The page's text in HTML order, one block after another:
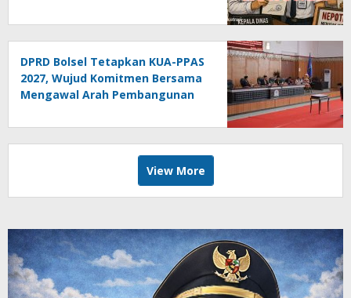
DPRD Bolsel Tetapkan KUA-PPAS
2027, Wujud Komitmen Bersama
Mengawal Arah Pembangunan
View More